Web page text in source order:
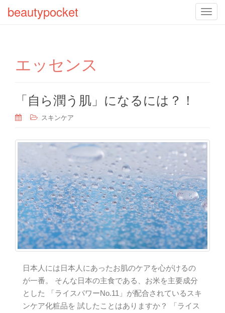
T
a
o
n
beautypocket
エッセンス
「自ら潤う肌」になるには？！
スキンケア
日本人には日本人にあったお肌のケアを心がけるの
が一番。 そんな日本の主食である、お米を主要成分
とした 「ライスパワーNo.11」が配合されているスキ
ンケア化粧品を 試したことはありますか？ 「ライス